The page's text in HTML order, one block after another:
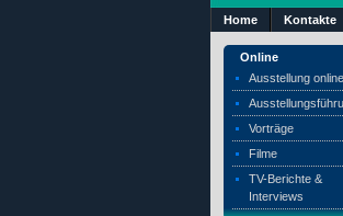
Home Kontakte
Online
Ausstellung online
Vorträge
Filme
TV-Berichte &
Interviews